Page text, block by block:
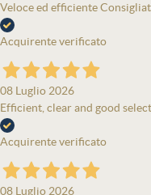
Veloce ed efficiente
Acquirente verificato
08 Luglio 2026
Efficient, clear and good
Acquirente verificato
08 Luglio 2026